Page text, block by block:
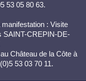
53 05 80 63.
: Visite
SAINT-CREPIN-DE-
Château de la Côte à
53 03 70 11.